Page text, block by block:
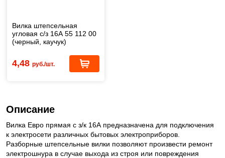
Вилка штепсельная
угловая с/з 16А 55 112 00
(черный, каучук)
4,48 руб./шт.
Описание
Вилка Евро прямая с з/к 16А предназначена для подключения
к электросети различных бытовых электроприборов.
Разборные штепсельные вилки позволяют произвести ремонт
электрошнура в случае выхода из строя или повреждения